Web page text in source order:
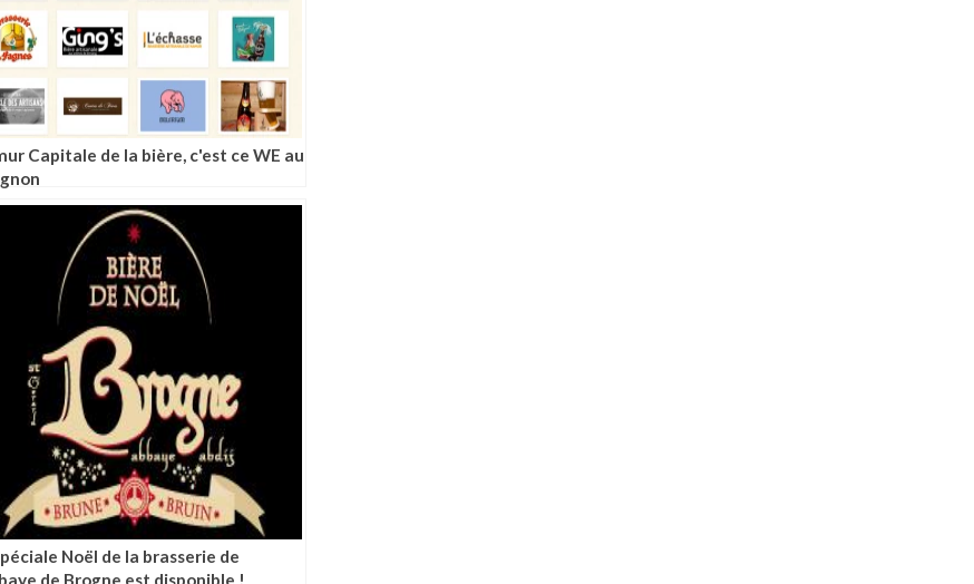
Capitale de la bière, c'est ce WE au
Noël de la brasserie de
de Brogne est disponible !